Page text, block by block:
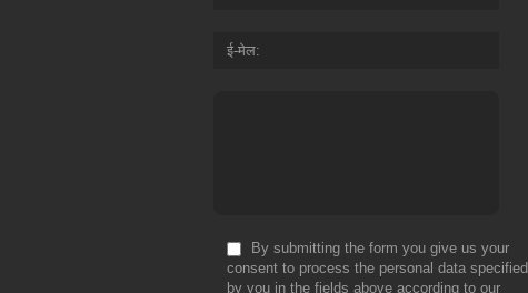
ई-मेल
By submitting the form you give us your
consent to process the personal data specified
by you in the fields above according to our